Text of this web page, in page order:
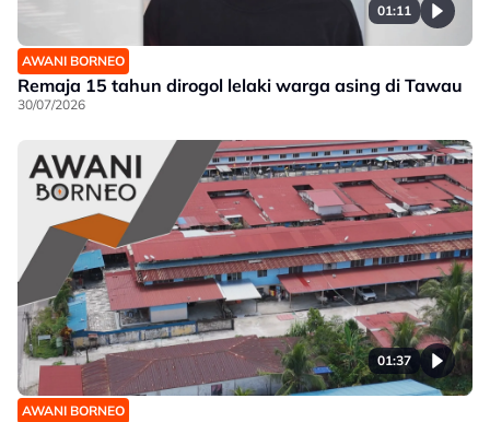
01:11
AWANI BORNEO
Remaja 15 tahun dirogol lelaki warga asing di Tawau
30/07/2026
01:37
AWANI BORNEO